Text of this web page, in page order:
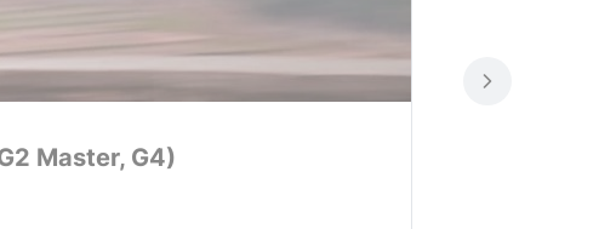
Master, G4)